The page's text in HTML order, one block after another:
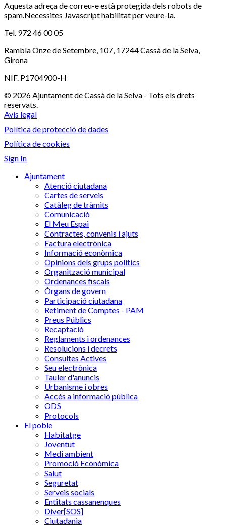
Aquesta adreça de correu-e està protegida dels robots de
spam.Necessites Javascript habilitat per veure-la.
Tel. 972 46 00 05
Rambla Onze de Setembre, 107, 17244 Cassà de la Selva,
Girona
NIF. P1704900-H
© 2026 Ajuntament de Cassà de la Selva - Tots els drets
reservats.
Avis legal
Política de protecció de dades
Política de cookies
Sign In
Ajuntament
Atenció ciutadana
Cartes de serveis
Catàleg de tràmits
Comunicació
El Meu Espai
Contractes, convenis i ajuts
Factura electrònica
Informació econòmica
Opinions dels grups polítics
Organització municipal
Ordenances fiscals
Òrgans de govern
Participació ciutadana
Retiment de Comptes - PAM
Preus Públics
Recaptació
Reglaments i ordenances
Resolucions i decrets
Consultes Actives
Seu electrònica
Tauler d'anuncis
Urbanisme i obres
Accés a informació pública
ODS
Protocols
El poble
Habitatge
Joventut
Medi ambient
Promoció Econòmica
Salut
Seguretat
Serveis socials
Entitats cassanenques
Diver[SOS]
Ciutadania